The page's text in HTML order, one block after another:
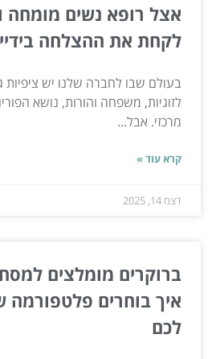
אצל רופא נשים מומחה
לקחת את ההצלחה
בעולם שבו לחברה שלנו יש ציפיות
לזוגיות, משפחה והורות, נושא
מרכזי. אבל...
קרא עוד »
דצמ 14, 2025
ברוקרים מומלצים
איך בוחרים
לכם